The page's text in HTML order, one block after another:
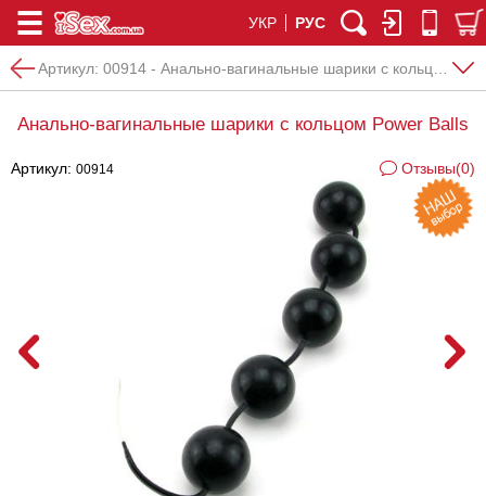
УКР РУС
Артикул: 00914 - Анально-вагинальные шарики с кольцом Power Balls
Анально-вагинальные шарики с кольцом Power Balls
Артикул: 00914 Отзывы(0)